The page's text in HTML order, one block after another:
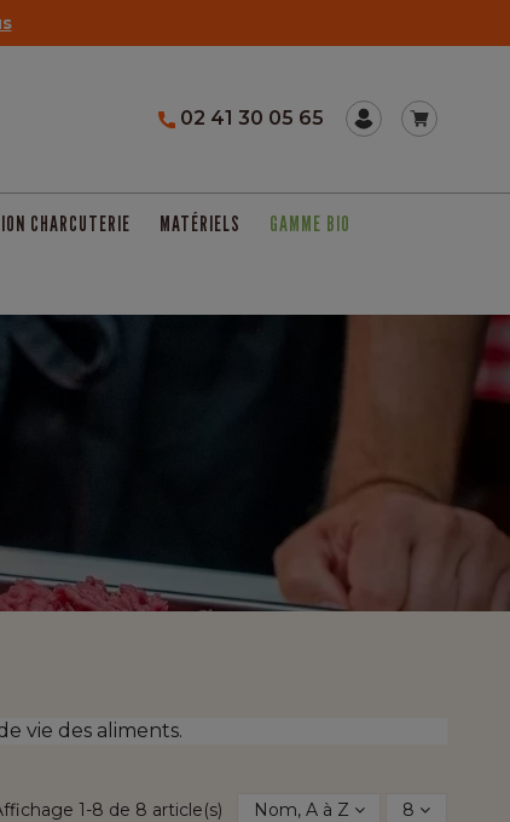
02 41 30 05 65
CHARCUTERIE MATÉRIELS GAMME BIO
vie des aliments.
1-8 de 8 article(s) Nom, A à Z 8